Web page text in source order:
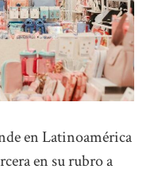
en Latinoamérica
en su rubro a